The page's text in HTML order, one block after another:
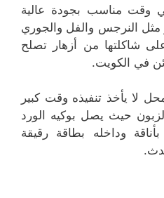
مناسب بجودة عالية
مثل النرجس والفل والجوري
شاكلتها من أزهار تصلح
في الكويت.
لا يأخذ تنفيذه وقت كبير
حيث يصل بوكيه الورد
وداخله بطاقة رقيقة